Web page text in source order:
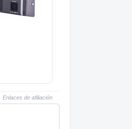
Enlaces de afiliación